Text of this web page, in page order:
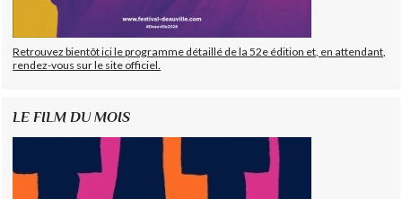
Retrouvez bientôt ici le programme détaillé de la 52e édition et, en attendant,
rendez-vous sur le site officiel.
LE FILM DU MOIS